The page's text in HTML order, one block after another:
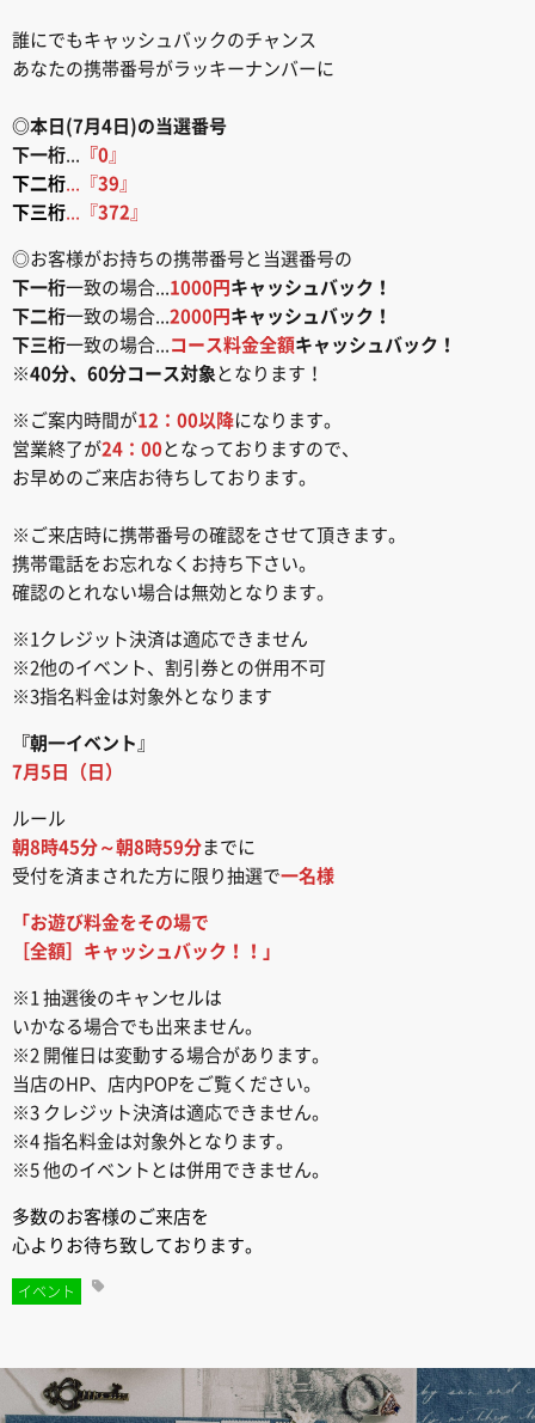
誰にでもキャッシュバックのチャンス
あなたの携帯番号がラッキーナンバーに
◎本日(7月4日)の当選番号
下一桁... 『0 』
下二桁...『39 』
下三桁...『372 』
◎お客様がお持ちの携帯番号と当選番号の
下一桁一致の場合...1000円 キャッシュバック！
下二桁一致の場合...2000円 キャッシュバック！
下三桁一致の場合... コース料金全額キャッシュバック！
※40分、60分コース対象 となります！
※ご案内時間が12：00以降になります。
営業終了が24：00となっておりますので、
お早めのご来店お待ちしております。
※ご来店時に携帯番号の確認をさせて頂きます。
携帯電話をお忘れなくお持ち下さい。
確認のとれない場合は無効となります。
※1クレジット決済は適応できません
※2他のイベント、割引券との併用不可
※3指名料金は対象外となります
『朝一イベント 』
7月5日（日）
ルール
朝8時45分～朝8時59分までに
受付を済まされた方に限り抽選で一名様
「お遊び料金をその場で
［全額］キャッシュバック！！」
※1 抽選後のキャンセルは
いかなる場合でも出来ません。
※2 開催日は変動する場合があります。
当店のHP、店内POPをご覧ください。
※3 クレジット決済は適応できません。
※4 指名料金は対象外となります。
※5 他のイベントとは併用できません。
多数のお客様のご来店を
心よりお待ち致しております。
イベント